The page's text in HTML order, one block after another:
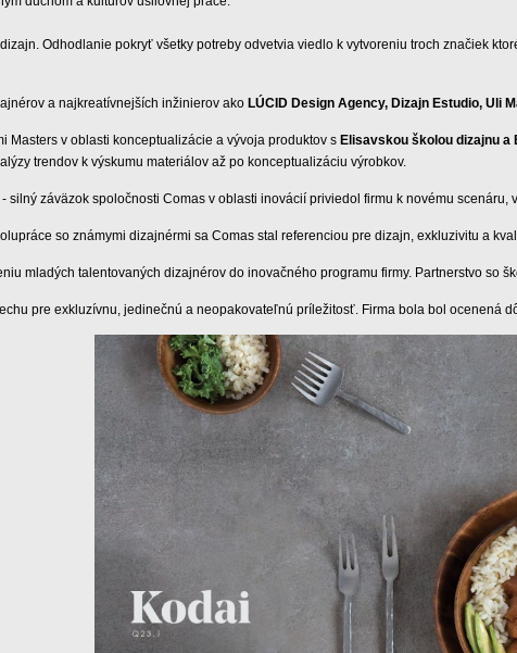
Odhodlanie pokryť všetky potreby odvetvia viedlo k vytvoreniu troch značiek
a najkreatívnejších inžinierov ako LÚCID Design Agency, Dizajn Estudio, Uli
Masters v oblasti konceptualizácie a vývoja produktov s Elisavskou školou dizajnu
trendov k výskumu materiálov až po konceptualizáciu výrobkov.
silný záväzok spoločnosti Comas v oblasti inovácií priviedol firmu k novému
so známymi dizajnérmi sa Comas stal referenciou pre dizajn, exkluzivitu a
mladých talentovaných dizajnérov do inovačného programu firmy. Partnerstvo
pre exkluzívnu, jedinečnú a neopakovateľnú príležitosť. Firma bola bol ocenená